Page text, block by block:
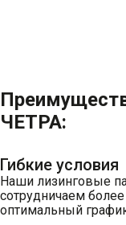
ЧЕТРА:
Гибкие условия
Наши лизинговые
сотрудничаем
оптимальный